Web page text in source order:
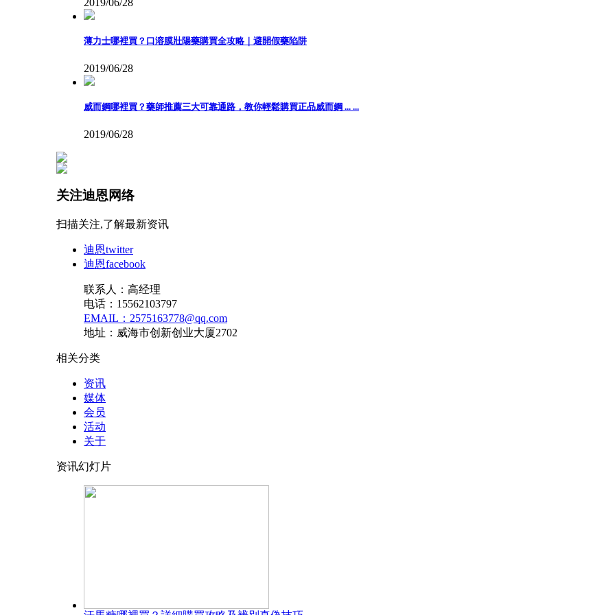
薄力士哪裡買？口溶膜壯陽藥購買全攻略｜避開假藥陷阱
2019/06/28
威而鋼哪裡買？藥師推薦三大可靠通路，教你輕鬆購買正品威而鋼 ... ...
2019/06/28
关注迪恩网络
扫描关注,了解最新资讯
迪恩twitter
迪恩facebook
联系人：高经理
电话：15562103797
EMAIL：2575163778@qq.com
地址：威海市创新创业大厦2702
相关分类
资讯
媒体
会员
活动
关于
资讯幻灯片